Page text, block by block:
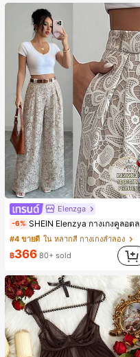
Elenzga
-6% SHEIN Elenzya กางเกงคูลอตลายจุดเอวสูงแบบใหม่สำหรับฤดูใบไม้ผลิ/ฤดูร้อน, สไตล์หรูหราเหมาะสำหรับใส่ในชีวิตประจำวันและทำงาน, ให้ความรู้สึกวินเทจสำหรับฤดูรับปริญญา, เทศกาลดนตรี, การแข่งม้าดาร์บี้, วันประกาศอิสรภาพ
#4 ขายดี ใน หลากสี กางเกงลำลอง
฿366 80+ sold